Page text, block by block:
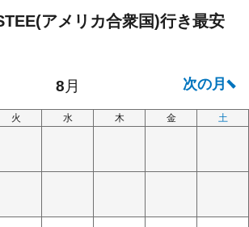
アメリカ合衆国)行き最安
火 水 木 金 土